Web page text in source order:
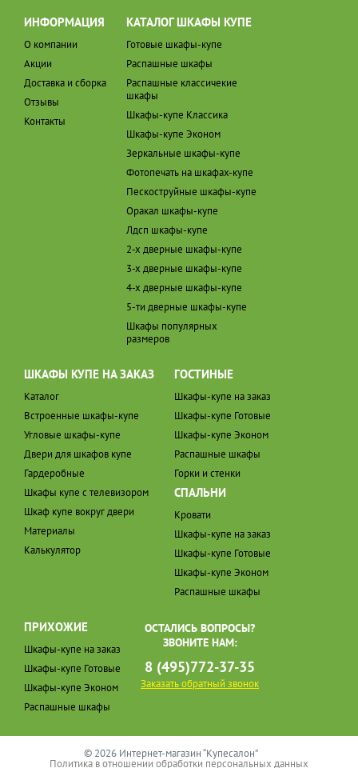
ИНФОРМАЦИЯ
О компании
Акции
Доставка и сборка
Отзывы
Контакты
КАТАЛОГ ШКАФЫ КУПЕ
Готовые шкафы-купе
Распашные шкафы
Распашные классичекие
шкафы
Шкафы-купе Классика
Шкафы-купе Эконом
Зеркальные шкафы-купе
Фотопечать на шкафах-купе
Пескоструйные шкафы-купе
Оракал шкафы-купе
Лдсп шкафы-купе
2-х дверные шкафы-купе
3-х дверные шкафы-купе
4-х дверные шкафы-купе
5-ти дверные шкафы-купе
Шкафы популярных
размеров
ШКАФЫ КУПЕ НА ЗАКАЗ
Каталог
Встроенные шкафы-купе
Угловые шкафы-купе
Двери для шкафов купе
Гардеробные
Шкафы купе с телевизором
Шкаф купе вокруг двери
Материалы
Калькулятор
ГОСТИНЫЕ
Шкафы-купе на заказ
Шкафы-купе Готовые
Шкафы-купе Эконом
Распашные шкафы
Горки и стенки
СПАЛЬНИ
Кровати
Шкафы-купе на заказ
Шкафы-купе Готовые
Шкафы-купе Эконом
Распашные шкафы
ПРИХОЖИЕ
Шкафы-купе на заказ
Шкафы-купе Готовые
Шкафы-купе Эконом
Распашные шкафы
ОСТАЛИСЬ ВОПРОСЫ?
ЗВОНИТЕ НАМ:
8 (495)772-37-35
Заказать обратный звонок
© 2026 Интернет-магазин “Купесалон”
Политика в отношении обработки персональных данных